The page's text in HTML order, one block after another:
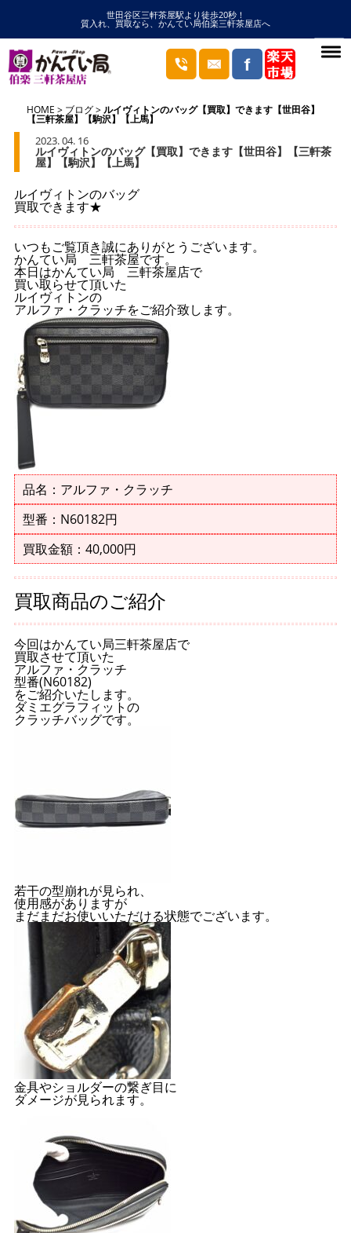
世田谷区三軒茶屋駅より徒歩20秒！
質入れ、買取なら、かんてい局伯楽三軒茶屋店へ
HOME ブログ ルイヴィトンのバッグ【買取】できます【世田谷】
【三軒茶屋】【駒沢】【上馬】
2023. 04. 16
ルイヴィトンのバッグ【買取】できます【世田谷】【三軒茶
屋】【駒沢】【上馬】
ルイヴィトンのバッグ
買取できます★
いつもご覧頂き誠にありがとうございます。
かんてい局 三軒茶屋です。
本日はかんてい局 三軒茶屋店で
買い取らせて頂いた
ルイヴィトンの
アルファ・クラッチをご紹介致します。
品名：アルファ・クラッチ
型番：N60182円
買取金額：40,000円
買取商品のご紹介
今回はかんてい局三軒茶屋店で
買取させて頂いた
アルファ・クラッチ
型番(N60182)
をご紹介いたします。
ダミエグラフィットの
クラッチバッグです。
若干の型崩れが見られ、
使用感がありますが
まだまだお使いいただける状態でございます。
金具やショルダーの繋ぎ目に
ダメージが見られます。